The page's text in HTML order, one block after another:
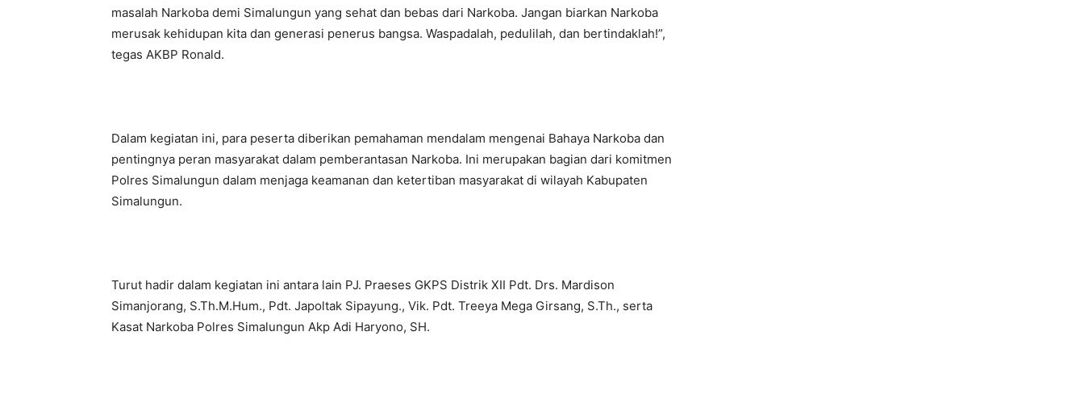
masalah Narkoba demi Simalungun yang sehat dan bebas dari Narkoba. Jangan biarkan Narkoba
merusak kehidupan kita dan generasi penerus bangsa. Waspadalah, pedulilah, dan bertindaklah!”,
tegas AKBP Ronald.
Dalam kegiatan ini, para peserta diberikan pemahaman mendalam mengenai Bahaya Narkoba dan
pentingnya peran masyarakat dalam pemberantasan Narkoba. Ini merupakan bagian dari komitmen
Polres Simalungun dalam menjaga keamanan dan ketertiban masyarakat di wilayah Kabupaten
Simalungun.
Turut hadir dalam kegiatan ini antara lain PJ. Praeses GKPS Distrik XII Pdt. Drs. Mardison
Simanjorang, S.Th.M.Hum., Pdt. Japoltak Sipayung., Vik. Pdt. Treeya Mega Girsang, S.Th., serta
Kasat Narkoba Polres Simalungun Akp Adi Haryono, SH.